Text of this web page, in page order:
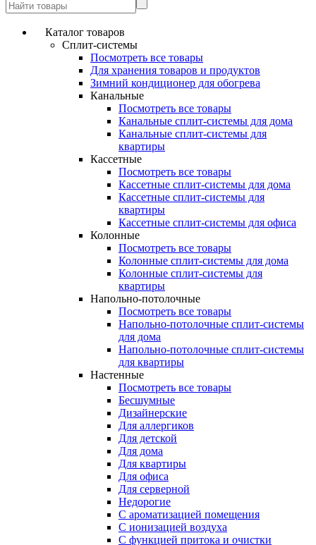
Каталог товаров
Сплит-системы
Посмотреть все товары
Для хранения товаров и продуктов
Зимний кондиционер для обогрева
Канальные
Посмотреть все товары
Канальные сплит-системы для дома
Канальные сплит-системы для
квартиры
Кассетные
Посмотреть все товары
Кассетные сплит-системы для дома
Кассетные сплит-системы для
квартиры
Кассетные сплит-системы для офиса
Колонные
Посмотреть все товары
Колонные сплит-системы для дома
Колонные сплит-системы для
квартиры
Напольно-потолочные
Посмотреть все товары
Напольно-потолочные сплит-системы
для дома
Напольно-потолочные сплит-системы
для квартиры
Настенные
Посмотреть все товары
Бесшумные
Дизайнерские
Для аллергиков
Для детской
Для дома
Для квартиры
Для офиса
Для серверной
Недорогие
С ароматизацией помещения
С ионизацией воздуха
С функцией притока и очистки